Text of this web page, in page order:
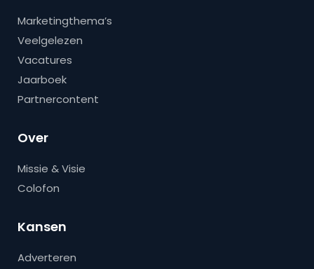
Marketingthema’s
Veelgelezen
Vacatures
Jaarboek
Partnercontent
Over
Missie & Visie
Colofon
Kansen
Adverteren